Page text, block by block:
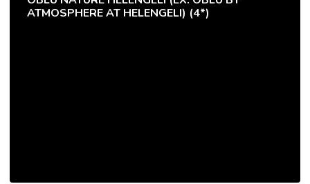
ATMOSPHERE AT HELENGELI) (4*)